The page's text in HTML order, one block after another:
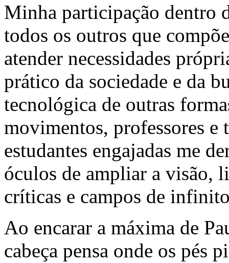
Minha participação dentro
todos os outros que
atender necessidades
prático da sociedade e da
tecnológica de outras
movimentos, professores e
estudantes engajadas me
óculos de ampliar a visão,
críticas e campos de
Ao encarar a máxima de
cabeça pensa onde os pés